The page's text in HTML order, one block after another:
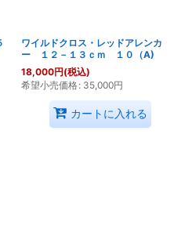
ワイルドクロス・レッドアレンカ
ー １２－１３ｃｍ １０（A)
18,000円(税込)
希望小売価格: 35,000円
カートに入れる